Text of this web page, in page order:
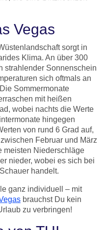
Vegas
sorgt in
Klima. An über 300
strahlender Sonnenschein
sich oftmals an
Sommermonate
mit heißen
wobei nachts die Werte
hingegen
von rund 6 Grad auf,
Februar und März
meisten Niederschläge
nieder, wobei es sich bei
handelt.
ganz individuell – mit
brauchst Du kein
zu verbringen!